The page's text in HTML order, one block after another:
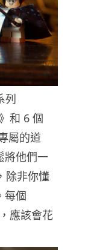
列
和 6 個
屬的道
將他們一
除非你懂
每個
應該會花